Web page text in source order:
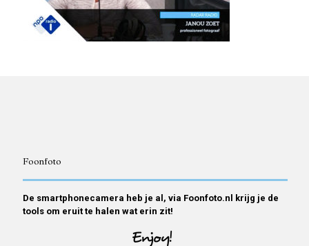
Foonfoto
De smartphonecamera heb je al, via Foonfoto.nl krijg je de
tools om eruit te halen wat erin zit!